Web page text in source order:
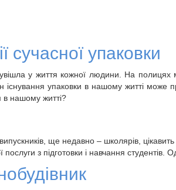
сучасної упаковки
у життя кожної людини. На
існування упаковки в нашому житті може
в нашому житті?
ще недавно – школярів,
з підготовки і навчання студентів.